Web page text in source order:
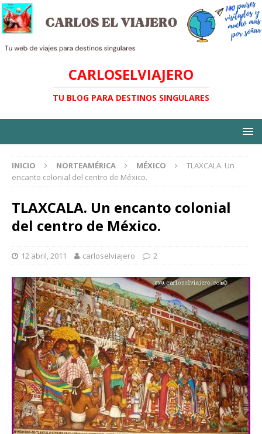
CARLOSELVIAJERO
TU BLOG PARA DESTINOS SINGULARES
INICIO NORTEAMÉRICA MÉXICO
TLAXCALA. Un
encanto colonial del centro de México.
TLAXCALA. Un encanto colonial
del centro de México.
12 abril, 2011 carloselviajero 2